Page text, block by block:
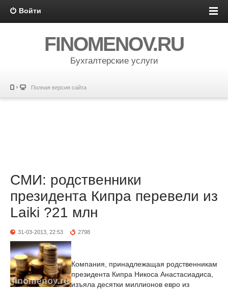
Войти
FINOMENOV.RU
Бухгалтерские услуги
Полная версия сайта
СМИ: родственники
президента Кипра перевели из
Laiki ?21 млн
31-03-2013, 22:53 2798
Компания, принадлежащая родственникам
президента Кипра Никоса Анастасиадиса,
изъяла десятки миллионов евро из